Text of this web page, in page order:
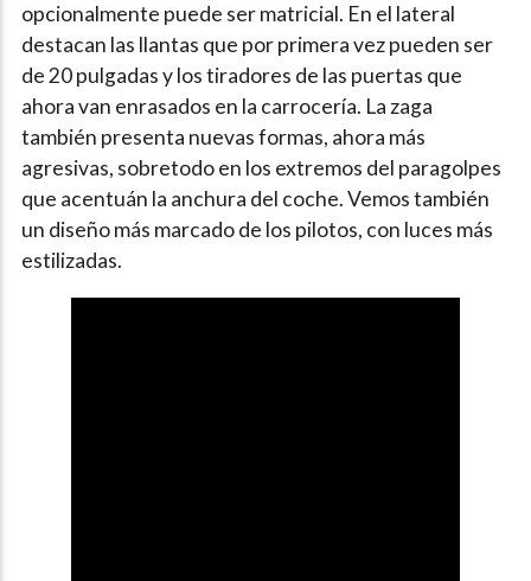
opcionalmente puede ser matricial. En el lateral
destacan las llantas que por primera vez pueden ser
de 20 pulgadas y los tiradores de las puertas que
ahora van enrasados en la carrocería. La zaga
también presenta nuevas formas, ahora más
agresivas, sobretodo en los extremos del paragolpes
que acentuán la anchura del coche. Vemos también
un diseño más marcado de los pilotos, con luces más
estilizadas.